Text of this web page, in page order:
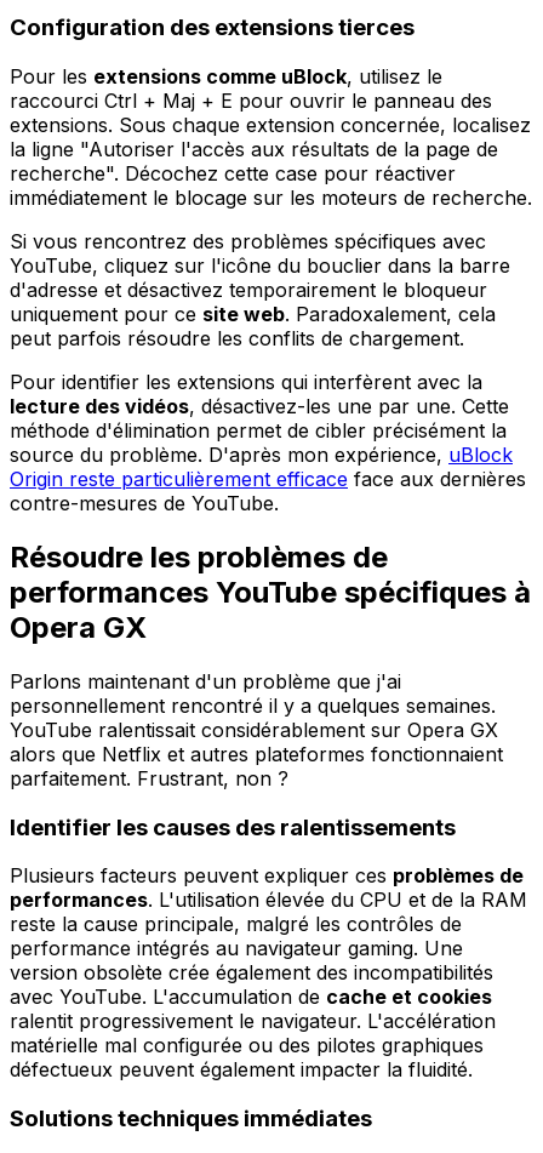
Configuration des extensions tierces
Pour les extensions comme uBlock, utilisez le
raccourci Ctrl + Maj + E pour ouvrir le panneau des
extensions. Sous chaque extension concernée, localisez
la ligne "Autoriser l'accès aux résultats de la page de
recherche". Décochez cette case pour réactiver
immédiatement le blocage sur les moteurs de recherche.
Si vous rencontrez des problèmes spécifiques avec
YouTube, cliquez sur l'icône du bouclier dans la barre
d'adresse et désactivez temporairement le bloqueur
uniquement pour ce site web. Paradoxalement, cela
peut parfois résoudre les conflits de chargement.
Pour identifier les extensions qui interfèrent avec la
lecture des vidéos, désactivez-les une par une. Cette
méthode d'élimination permet de cibler précisément la
source du problème. D'après mon expérience, uBlock
Origin reste particulièrement efficace face aux dernières
contre-mesures de YouTube.
Résoudre les problèmes de
performances YouTube spécifiques à
Opera GX
Parlons maintenant d'un problème que j'ai
personnellement rencontré il y a quelques semaines.
YouTube ralentissait considérablement sur Opera GX
alors que Netflix et autres plateformes fonctionnaient
parfaitement. Frustrant, non ?
Identifier les causes des ralentissements
Plusieurs facteurs peuvent expliquer ces problèmes de
performances. L'utilisation élevée du CPU et de la RAM
reste la cause principale, malgré les contrôles de
performance intégrés au navigateur gaming. Une
version obsolète crée également des incompatibilités
avec YouTube. L'accumulation de cache et cookies
ralentit progressivement le navigateur. L'accélération
matérielle mal configurée ou des pilotes graphiques
défectueux peuvent également impacter la fluidité.
Solutions techniques immédiates